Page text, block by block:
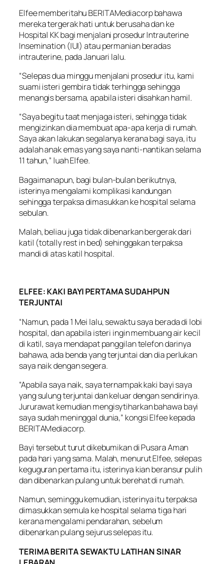
Elfee memberitahu BERITAMediacorp bahawa
mereka tergerak hati untuk berusaha dan ke
Hospital KK bagi menjalani prosedur Intrauterine
Insemination (IUI) atau permanian beradas
intrauterine, pada Januari lalu.
“Selepas dua minggu menjalani prosedur itu, kami
suami isteri gembira tidak terhingga sehingga
menangis bersama, apabila isteri disahkan hamil.
“Saya begitu taat menjaga isteri, sehingga tidak
mengizinkan dia membuat apa-apa kerja di rumah.
Saya akan lakukan segalanya kerana bagi saya, itu
adalah anak emas yang saya nanti-nantikan selama
11 tahun,” luah Elfee.
Bagaimanapun, bagi bulan-bulan berikutnya,
isterinya mengalami komplikasi kandungan
sehingga terpaksa dimasukkan ke hospital selama
sebulan.
Malah, beliau juga tidak dibenarkan bergerak dari
katil (totally rest in bed) sehinggakan terpaksa
mandi di atas katil hospital.
ELFEE: KAKI BAYI PERTAMA SUDAHPUN
TERJUNTAI
“Namun, pada 1 Mei lalu, sewaktu saya berada di lobi
hospital, dan apabila isteri ingin membuang air kecil
di katil, saya mendapat panggilan telefon darinya
bahawa, ada benda yang terjuntai dan dia perlukan
saya naik dengan segera.
“Apabila saya naik, saya ternampak kaki bayi saya
yang sulung terjuntai dan keluar dengan sendirinya.
Jururawat kemudian mengisytiharkan bahawa bayi
saya sudah meninggal dunia,” kongsi Elfee kepada
BERITAMediacorp.
Bayi tersebut turut dikebumikan di Pusara Aman
pada hari yang sama. Malah, menurut Elfee, selepas
keguguran pertama itu, isterinya kian beransur pulih
dan dibenarkan pulang untuk berehat di rumah.
Namun, seminggu kemudian, isterinya itu terpaksa
dimasukkan semula ke hospital selama tiga hari
kerana mengalami pendarahan, sebelum
dibenarkan pulang sejurus selepas itu.
TERIMA BERITA SEWAKTU LATIHAN SINAR